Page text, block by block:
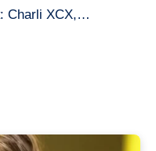
Charli XCX,…